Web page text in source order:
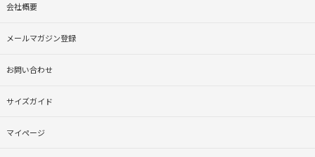
会社概要
メールマガジン登録
お問い合わせ
サイズガイド
マイページ